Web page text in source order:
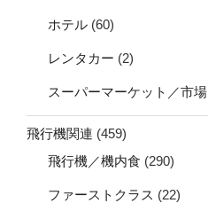
ホテル (60)
レンタカー (2)
スーパーマーケット／市場
飛行機関連 (459)
飛行機／機内食 (290)
ファーストクラス (22)